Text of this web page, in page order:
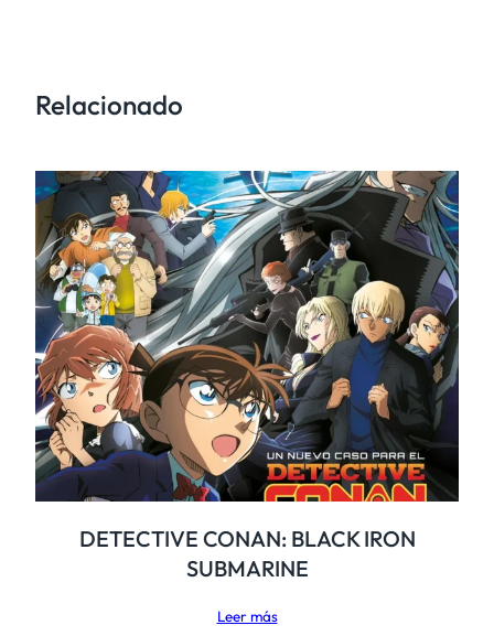
Relacionado
DETECTIVE CONAN: BLACK IRON
SUBMARINE
Leer más